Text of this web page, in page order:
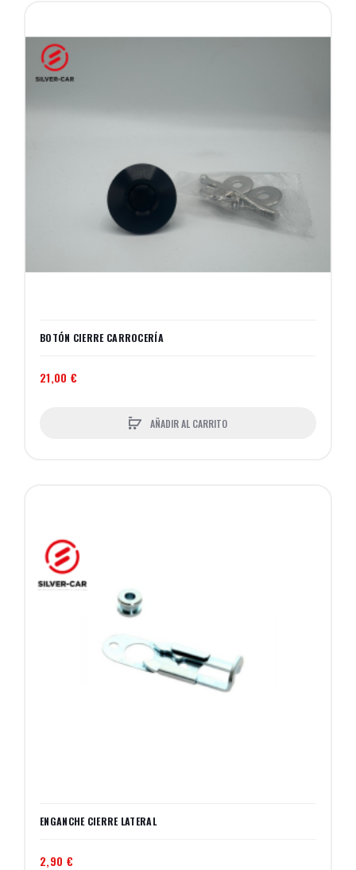
BOTÓN CIERRE CARROCERÍA
21,00 €
AÑADIR AL CARRITO
ENGANCHE CIERRE LATERAL
2,90 €